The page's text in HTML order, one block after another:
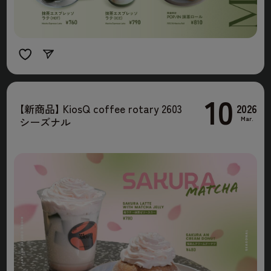
【新商品】KiosQ coffee rotary 2603
シーズナル
10 2026
Mar.